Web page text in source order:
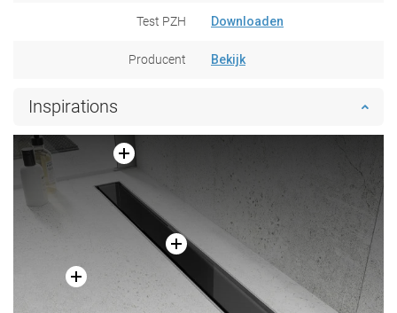
Test PZH Downloaden
Producent Bekijk
Inspirations